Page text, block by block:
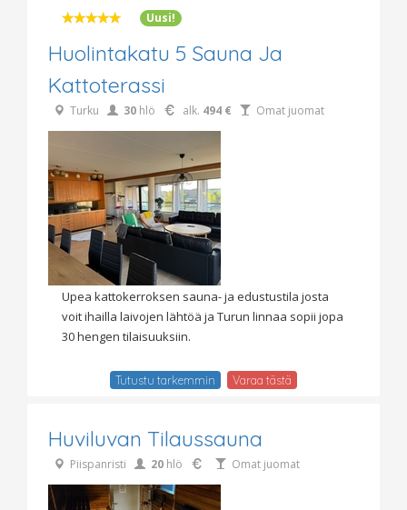
Uusi!
Huolintakatu 5 Sauna Ja
Kattoterassi
Turku 30 hlö alk. 494 € Omat juomat
Upea kattokerroksen sauna- ja edustustila josta
voit ihailla laivojen lähtöä ja Turun linnaa sopii jopa
30 hengen tilaisuuksiin.
Tutustu tarkemmin Varaa tästä
Huviluvan Tilaussauna
Piispanristi 20 hlö Omat juomat